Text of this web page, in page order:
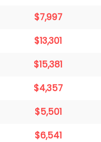
$7,997
$13,301
$15,381
$4,357
$5,501
$6,541